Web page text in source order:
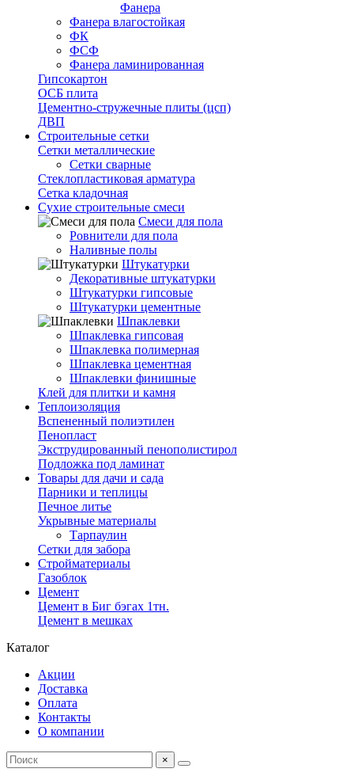
Фанера
Фанера влагостойкая
ФК
ФСФ
Фанера ламинированная
Гипсокартон
ОСБ плита
Цементно-стружечные плиты (цсп)
ДВП
Строительные сетки
Сетки металлические
Сетки сварные
Стеклопластиковая арматура
Сетка кладочная
Сухие строительные смеси
Смеси для пола
Ровнители для пола
Наливные полы
Штукатурки
Декоративные штукатурки
Штукатурки гипсовые
Штукатурки цементные
Шпаклевки
Шпаклевка гипсовая
Шпаклевка полимерная
Шпаклевка цементная
Шпаклевки финишные
Клей для плитки и камня
Теплоизоляция
Вспененный полиэтилен
Пенопласт
Экструдированный пенополистирол
Подложка под ламинат
Товары для дачи и сада
Парники и теплицы
Печное литье
Укрывные материалы
Тарпаулин
Сетки для забора
Стройматериалы
Газоблок
Цемент
Цемент в Биг бэгах 1тн.
Цемент в мешках
Каталог
Акции
Доставка
Оплата
Контакты
О компании
×